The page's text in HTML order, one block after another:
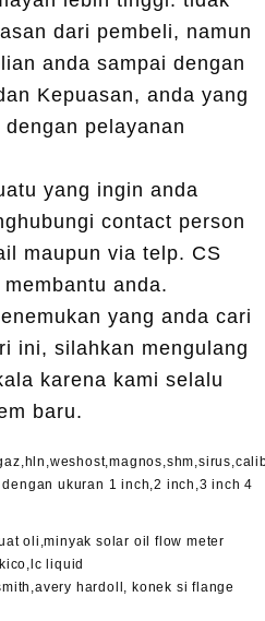
dari pembeli, namun
anda sampai dengan
Kepuasan, anda yang
pelayanan
yang ingin anda
contact person
maupun via telp. CS
anda.
yang anda cari
ini, silahkan mengulang
karena kami selalu
baru.
ukuran 1 inch,2 inch,3 inch 4
oli,minyak solar oil flow meter
liquid
hardoll, konek si flange